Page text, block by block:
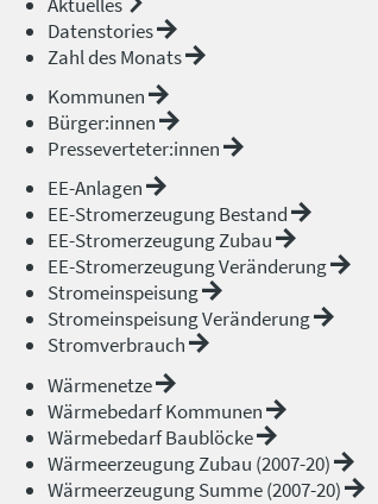
Datenstories
Zahl des Monats
Kommunen
Bürger:innen
Presseverteter:innen
EE-Anlagen
EE-Stromerzeugung Bestand
EE-Stromerzeugung Zubau
EE-Stromerzeugung Veränderung
Stromeinspeisung
Stromeinspeisung Veränderung
Stromverbrauch
Wärmenetze
Wärmebedarf Kommunen
Wärmebedarf Baublöcke
Wärmeerzeugung Zubau (2007-20)
Wärmeerzeugung Summe (2007-20)